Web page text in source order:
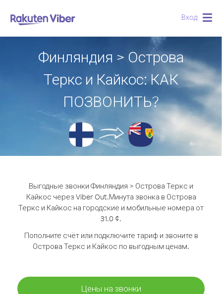
Вход
Финляндия > Острова
Теркс и Кайкос: КАК
ПОЗВОНИТЬ?
Выгодные звонки Финляндия > Острова Теркс и
Кайкос через Viber Out.Минута звонка в Острова
Теркс и Кайкос на городские и мобильные номера от
31.0 ¢.
Пополните счёт или подключите тариф и звоните в
Острова Теркс и Кайкос по выгодным ценам.
Цены на звонки